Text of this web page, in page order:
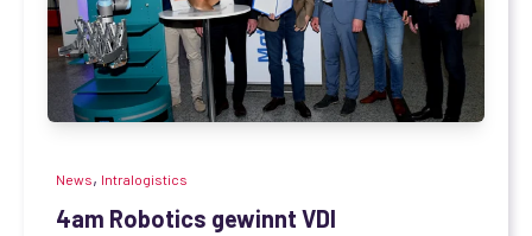
News, Intralogistics
4am Robotics gewinnt VDI